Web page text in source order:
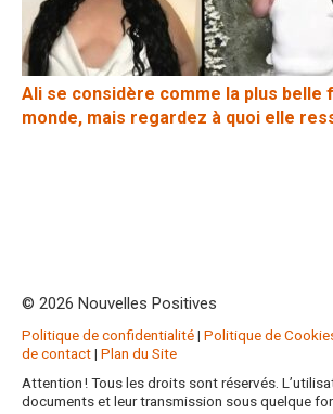
Ali se considère comme la plus belle
monde, mais regardez à quoi elle
© 2026 Nouvelles Positives
Politique de confidentialité| Politique de
de contact| Plan du Site
Attention ! Tous les droits sont réservés.
documents et leur transmission sous quelque